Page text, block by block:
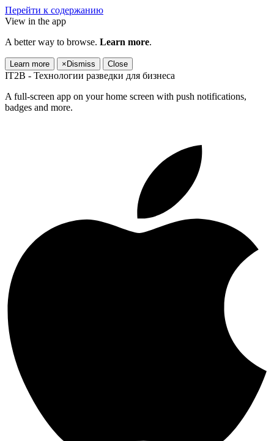
Перейти к содержанию
View in the app
A better way to browse. Learn more.
Learn more × Dismiss Close
IT2B - Технологии разведки для бизнеса
A full-screen app on your home screen with push notifications,
badges and more.